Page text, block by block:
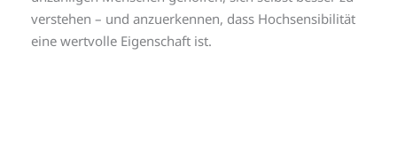
verstehen – und anzuerkennen, dass Hochsensibilität
eine wertvolle Eigenschaft ist.